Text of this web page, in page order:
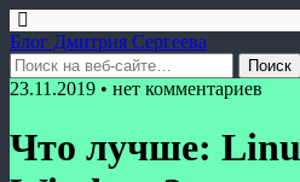
Блог Дмитрия Сергеева
23.11.2019 • нет комментариев
Что лучше: